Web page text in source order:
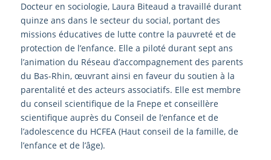
Docteur en sociologie, Laura Biteaud a travaillé durant
quinze ans dans le secteur du social, portant des
missions éducatives de lutte contre la pauvreté et de
protection de l’enfance. Elle a piloté durant sept ans
l’animation du Réseau d’accompagnement des parents
du Bas-Rhin, œuvrant ainsi en faveur du soutien à la
parentalité et des acteurs associatifs. Elle est membre
du conseil scientifique de la Fnepe et conseillère
scientifique auprès du Conseil de l’enfance et de
l’adolescence du HCFEA (Haut conseil de la famille, de
l’enfance et de l’âge).